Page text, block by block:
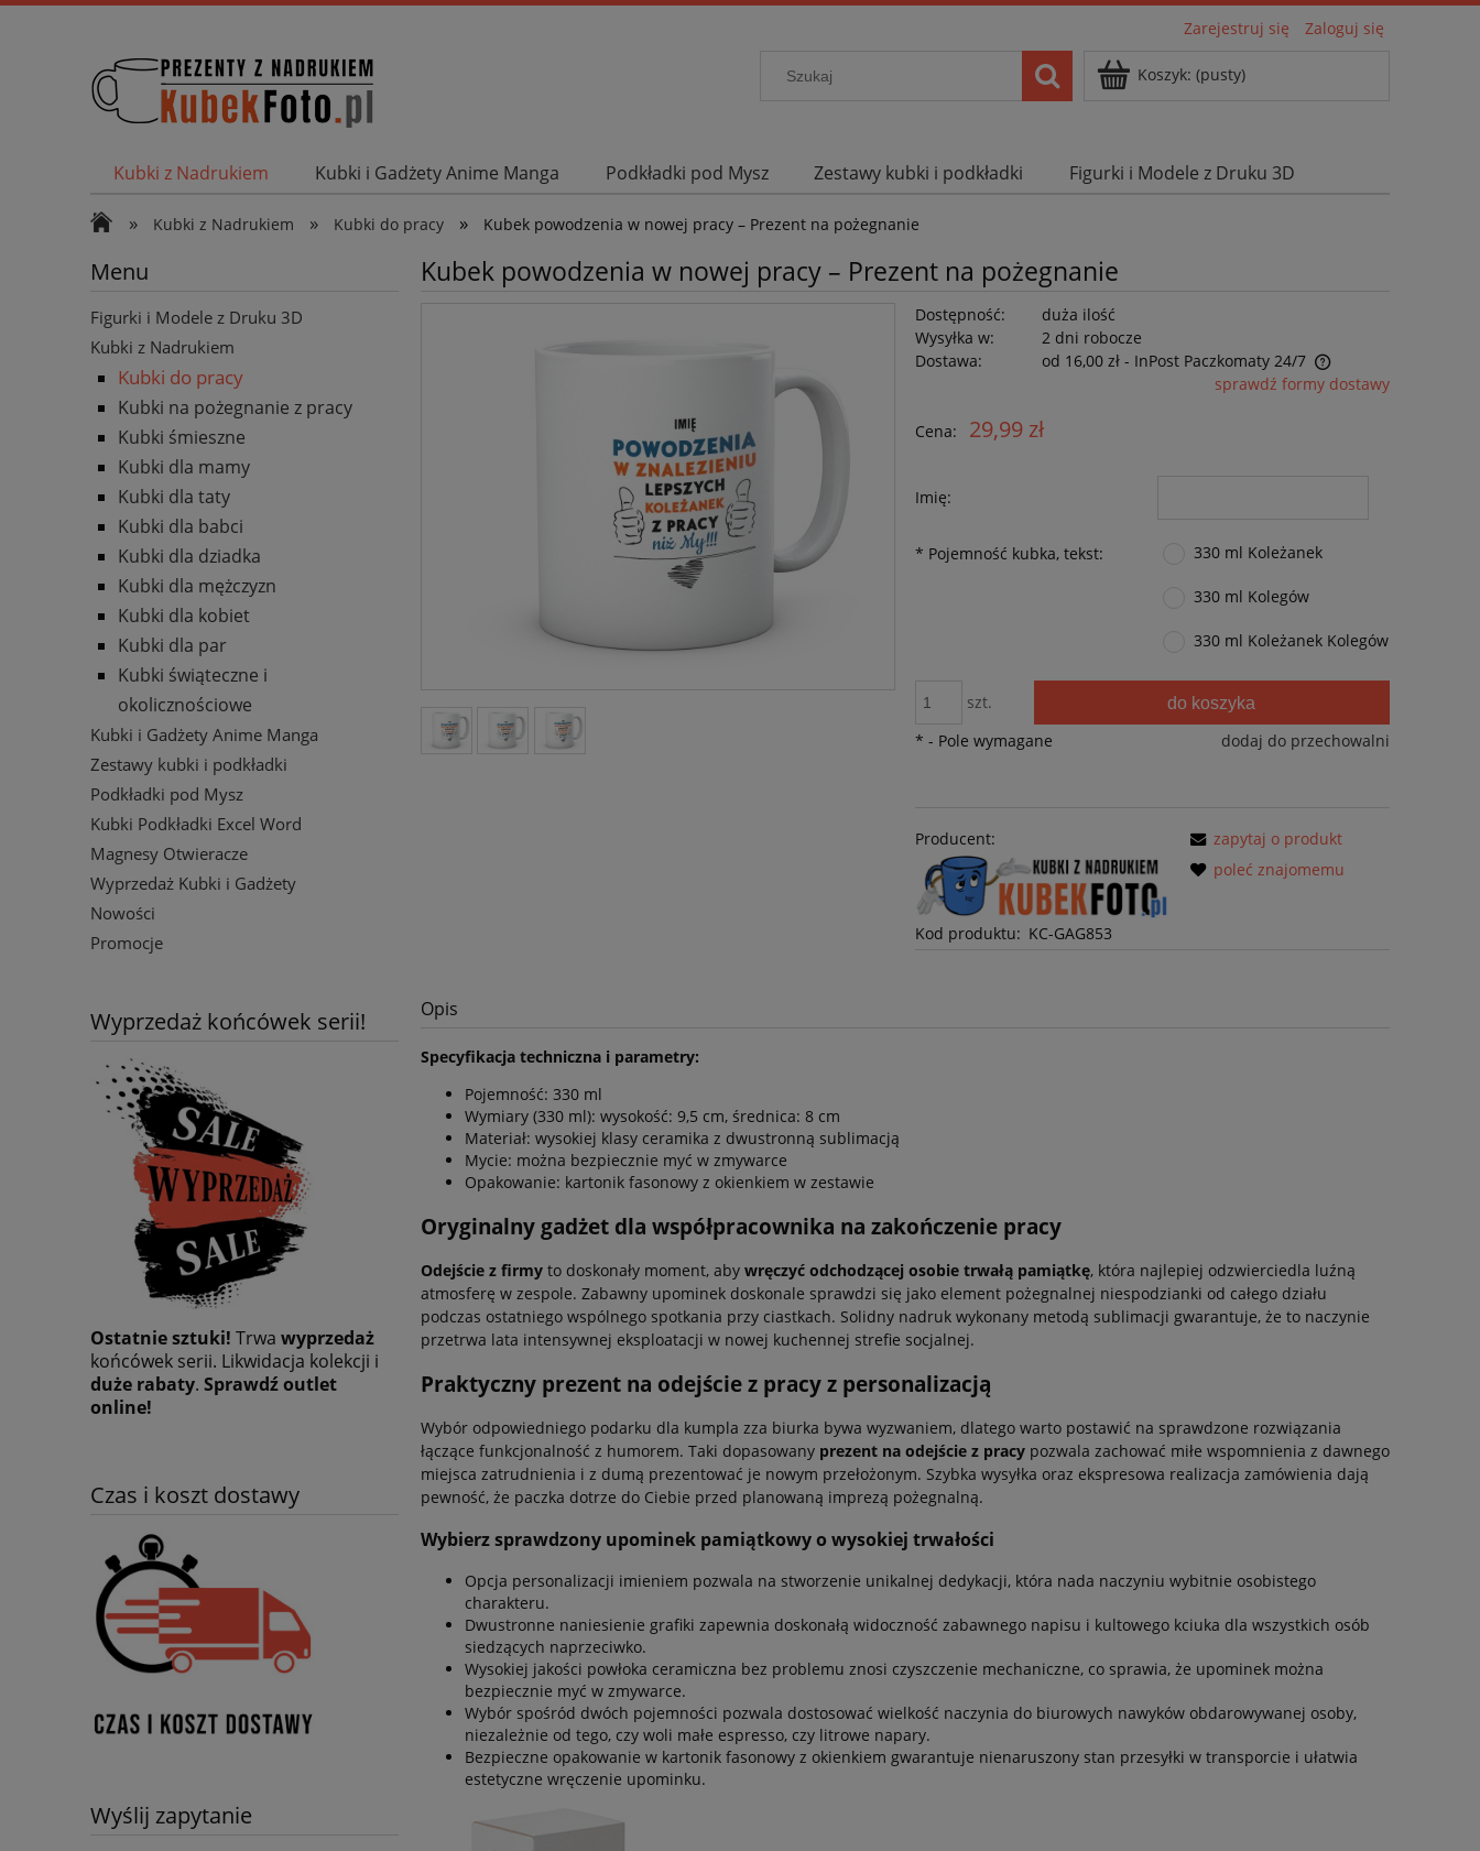
Zarejestruj się Zaloguj się
Koszyk: (pusty)
Kubki z Nadrukiem Kubki i Gadżety Anime Manga Podkładki pod Mysz Zestawy kubki i podkładki
Figurki i Modele z Druku 3D
Wyprzedaż Kubki i Gadżety
Magnesy Otwieracze Promocje Promocje
» Kubki z Nadrukiem » Kubki do pracy » Kubek powodzenia w nowej pracy – Prezent na pożegnanie
Menu
Figurki i Modele z Druku 3D
Kubki z Nadrukiem
Kubki do pracy
Kubki na pożegnanie z pracy
Kubki śmieszne
Kubki dla mamy
Kubki dla taty
Kubki dla babci
Kubki dla dziadka
Kubki dla mężczyzn
Kubki dla kobiet
Kubki dla par
Kubki świąteczne i
okolicznościowe
Kubki i Gadżety Anime Manga
Zestawy kubki i podkładki
Podkładki pod Mysz
Kubki Podkładki Excel Word
Magnesy Otwieracze
Wyprzedaż Kubki i Gadżety
Nowości
Promocje
Wyprzedaż końcówek serii!
Ostatnie sztuki! Trwa wyprzedaż
końcówek serii. Likwidacja kolekcji i
duże rabaty. Sprawdź outlet
online!
Czas i koszt dostawy
Wyślij zapytanie
Kubek powodzenia w nowej pracy – Prezent na pożegnanie
Dostępność:
duża ilość
Wysyłka w:
2 dni robocze
Dostawa:
od 16,00 zł - InPost Paczkomaty 24/7
płatności
sprawdź formy dostawy
Cena: 29,99 zł
Imię:
* Pojemność kubka, tekst: 330 ml Koleżanek
330 ml Kolegów
330 ml Koleżanek Kolegów
szt. do koszyka
dodaj do przechowalni
* - Pole wymagane
Producent:
Kod produktu: KC-GAG853
zapytaj o produkt
poleć znajomemu
Opis
Specyfikacja techniczna i parametry:
Pojemność: 330 ml
Wymiary (330 ml): wysokość: 9,5 cm, średnica: 8 cm
Materiał: wysokiej klasy ceramika z dwustronną sublimacją
Mycie: można bezpiecznie myć w zmywarce
Opakowanie: kartonik fasonowy z okienkiem w zestawie
Oryginalny gadżet dla współpracownika na zakończenie pracy
Odejście z firmy to doskonały moment, aby wręczyć odchodzącej osobie trwałą pamiątkę, która najlepiej odzwierciedla luźną
atmosferę w zespole. Zabawny upominek doskonale sprawdzi się jako element pożegnalnej niespodzianki od całego działu
podczas ostatniego wspólnego spotkania przy ciastkach. Solidny nadruk wykonany metodą sublimacji gwarantuje, że to naczynie
przetrwa lata intensywnej eksploatacji w nowej kuchennej strefie socjalnej.
Praktyczny prezent na odejście z pracy z personalizacją
Wybór odpowiedniego podarku dla kumpla zza biurka bywa wyzwaniem, dlatego warto postawić na sprawdzone rozwiązania
łączące funkcjonalność z humorem. Taki dopasowany prezent na odejście z pracy pozwala zachować miłe wspomnienia z dawnego
miejsca zatrudnienia i z dumą prezentować je nowym przełożonym. Szybka wysyłka oraz ekspresowa realizacja zamówienia dają
pewność, że paczka dotrze do Ciebie przed planowaną imprezą pożegnalną.
Wybierz sprawdzony upominek pamiątkowy o wysokiej trwałości
Opcja personalizacji imieniem pozwala na stworzenie unikalnej dedykacji, która nada naczyniu wybitnie osobistego
charakteru.
Dwustronne naniesienie grafiki zapewnia doskonałą widoczność zabawnego napisu i kultowego kciuka dla wszystkich osób
siedzących naprzeciwko.
Wysokiej jakości powłoka ceramiczna bez problemu znosi czyszczenie mechaniczne, co sprawia, że upominek można
bezpiecznie myć w zmywarce.
Wybór spośród dwóch pojemności pozwala dostosować wielkość naczynia do biurowych nawyków obdarowywanej osoby,
niezależnie od tego, czy woli małe espresso, czy litrowe napary.
Bezpieczne opakowanie w kartonik fasonowy z okienkiem gwarantuje nienaruszony stan przesyłki w transporcie i ułatwia
estetyczne wręczenie upominku.